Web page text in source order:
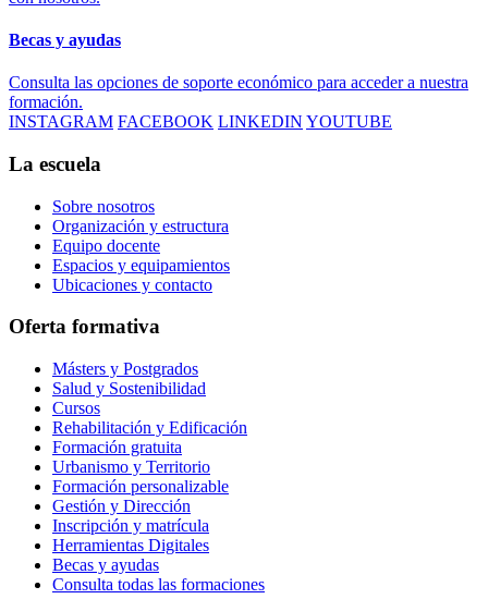
Becas y ayudas
Consulta las opciones de soporte económico para acceder a nuestra
formación.
INSTAGRAM FACEBOOK LINKEDIN YOUTUBE
La escuela
Sobre nosotros
Organización y estructura
Equipo docente
Espacios y equipamientos
Ubicaciones y contacto
Oferta formativa
Másters y Postgrados
Salud y Sostenibilidad
Cursos
Rehabilitación y Edificación
Formación gratuita
Urbanismo y Territorio
Formación personalizable
Gestión y Dirección
Inscripción y matrícula
Herramientas Digitales
Becas y ayudas
Consulta todas las formaciones